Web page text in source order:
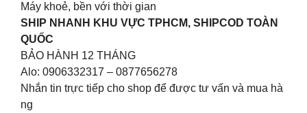
Máy khoẻ, bền với thời gian
SHIP NHANH KHU VỰC TPHCM, SHIPCOD TOÀN
QUỐC
BẢO HÀNH 12 THÁNG
Alo: 0906332317 – 0877656278
Nhắn tin trực tiếp cho shop để được tư vấn và mua hà
ng